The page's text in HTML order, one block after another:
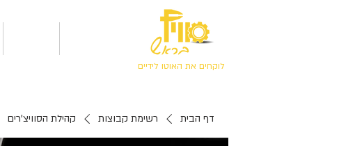
לוקחים את האוטו לידיים
דף הבית רשימת קבוצות קהילת הסוויצ'רים